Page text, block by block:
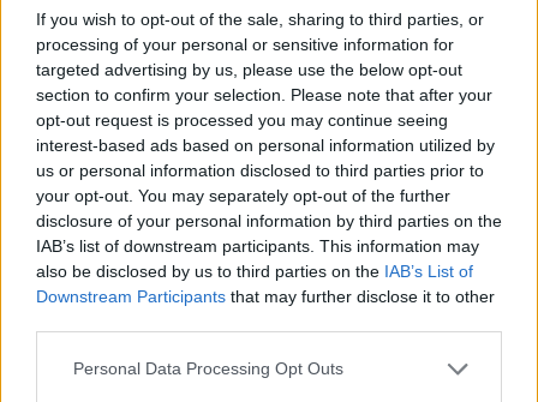
If you wish to opt-out of the sale, sharing to third parties, or
processing of your personal or sensitive information for
targeted advertising by us, please use the below opt-out
section to confirm your selection. Please note that after your
opt-out request is processed you may continue seeing
interest-based ads based on personal information utilized by
us or personal information disclosed to third parties prior to
your opt-out. You may separately opt-out of the further
disclosure of your personal information by third parties on the
IAB’s list of downstream participants. This information may
also be disclosed by us to third parties on the IAB’s List of
Downstream Participants that may further disclose it to other
Please note that this website/app uses one or more Google
Personal Data Processing Opt Outs
Μαρτίου 2020, μπορείτε να το αλλάξετε με νέα
ημερομηνία ταξιδιού έως τις 24 Οκτωβρίου 2020,
χωρίς χρέωση επανακράτησης (rebooking fee).
Βασική προϋπόθεση είναι η ταυτόχρονη επιλογή
των νέων ημερομηνιών ταξιδιού, κατά τη διάρκεια
της ακύρωσης. Ισχύει μόνο για την ίδια κατηγορία
ναύλου και όχι για αναβαθμίσεις, όπου ισχύει
πιθανή χρέωση διαφοράς ναύλων.